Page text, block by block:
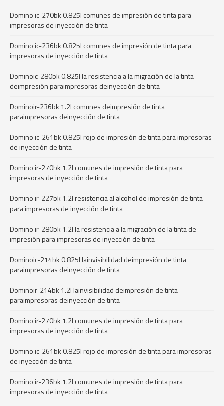
Domino ic-270bk 0.825l comunes de impresión de tinta para
impresoras de inyección de tinta
Domino ic-236bk 0.825l comunes de impresión de tinta para
impresoras de inyección de tinta
Dominoic-280bk 0.825l la resistencia a la migración de la tinta
deimpresión paraimpresoras deinyección de tinta
Dominoir-236bk 1.2l comunes deimpresión de tinta
paraimpresoras deinyección de tinta
Domino ic-261bk 0.825l rojo de impresión de tinta para impresoras
de inyección de tinta
Domino ir-270bk 1.2l comunes de impresión de tinta para
impresoras de inyección de tinta
Domino ir-227bk 1.2l resistencia al alcohol de impresión de tinta
para impresoras de inyección de tinta
Domino ir-280bk 1.2l la resistencia a la migración de la tinta de
impresión para impresoras de inyección de tinta
Dominoic-214bk 0.825l lainvisibilidad deimpresión de tinta
paraimpresoras deinyección de tinta
Dominoir-214bk 1.2l lainvisibilidad deimpresión de tinta
paraimpresoras deinyección de tinta
Domino ir-270bk 1.2l comunes de impresión de tinta para
impresoras de inyección de tinta
Domino ic-261bk 0.825l rojo de impresión de tinta para impresoras
de inyección de tinta
Domino ir-236bk 1.2l comunes de impresión de tinta para
impresoras de inyección de tinta